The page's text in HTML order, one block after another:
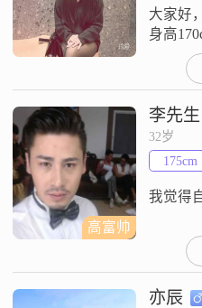
大家好
身高
月收入
说我是
实比较
人真诚
比较注
衡工作
高富帅
李先生
32岁
175cm
我觉得
亦辰